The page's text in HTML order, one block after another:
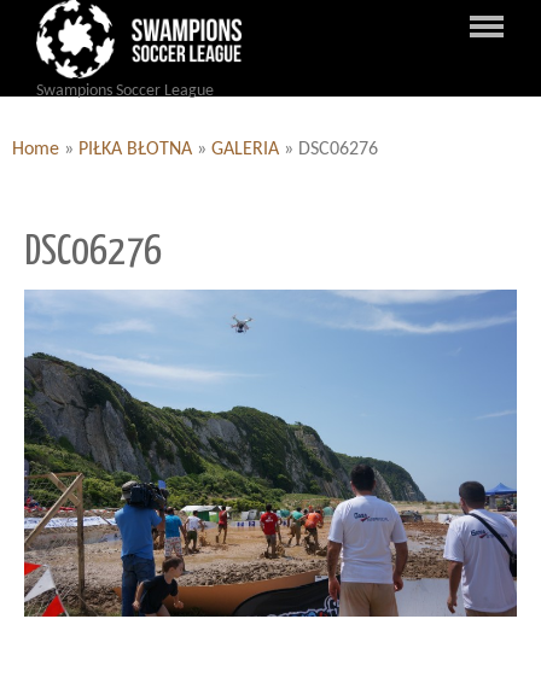
Swampions Soccer League
Home » PIŁKA BŁOTNA » GALERIA » DSC06276
DSC06276